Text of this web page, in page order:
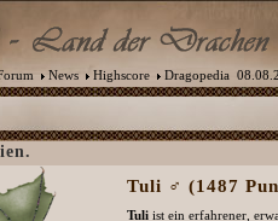
News Highscore Dragopedia
Tuli ♂ (1487
Tuli ist ein erfahrener,